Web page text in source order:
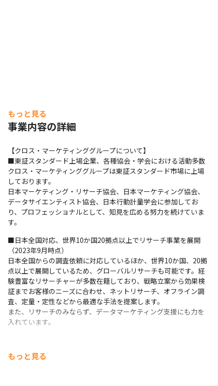
もっと見る
事業内容の詳細
【クロス・マーケティンググループについて】
■東証スタンダード上場企業、各種協会・学会における活動多数
クロス・マーケティンググループは東証スタンダード市場に上場
しております。
日本マーケティング・リサーチ協会、日本マーケティング協会、
データサイエンティスト協会、日本行動計量学会に参加してお
り、プロフェッショナルとして、知見を広める努力を続けていま
す。
■日本全国対応、世界10か国20拠点以上でリサーチ事業を展開
（2023年9月時点）
日本全国からの調査依頼に対応しているほか、世界10か国、20拠
点以上で展開しているため、グローバルリサーチも可能です。経
験豊富なリサーチャーが多数在籍しており、戦略立案から効果検
証までお客様のニーズに合わせ、ネットリサーチ、オフライン調
査、定量・定性などから最適な手法を提案します。
また、リサーチのみならず、データマーケティング支援にも力を
入れています。
もっと見る